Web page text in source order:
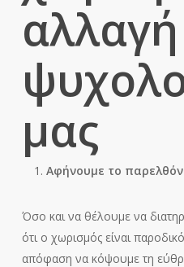
μας
Αφήνουμε το
Όσο και να θέλουμε να
ότι ο χωρισμός είναι
απόφαση να κόψουμε τη